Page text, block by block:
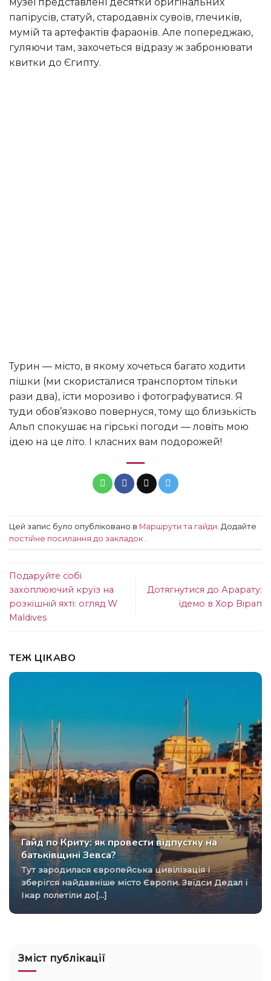
музеї представлені десятки оригінальних
папірусів, статуй, стародавніх сувоїв, глечиків,
мумій та артефактів фараонів. Але попереджаю,
гуляючи там, захочеться відразу ж забронювати
квитки до Єгипту.
Турин — місто, в якому хочеться багато ходити
пішки (ми скористалися транспортом тільки
рази два), їсти морозиво і фотографуватися. Я
туди обов’язково повернуся, тому що близькість
Альп спокушає на гірські погоди — ловіть мою
ідею на це літо. І класних вам подорожей!
Цей запис було опубліковано в Маршрути та гайди . Додайте
постійне посилання до закладок
Подаруйте собі
захоплюючий круїз на
розкішній яхті: огляд W
Maldives
Дотягнутися до Арарату:
їдемо в Хор Вірап
ТЕЖ ЦІКАВО
Гайд по Криту: як провести відпустку на
батьківщині Зевса?
Тут зародилася європейська цивілізація і
зберігся найдавніше місто Європи. Звідси Дедал і
Ікар полетіли до[...]
Зміст публікації